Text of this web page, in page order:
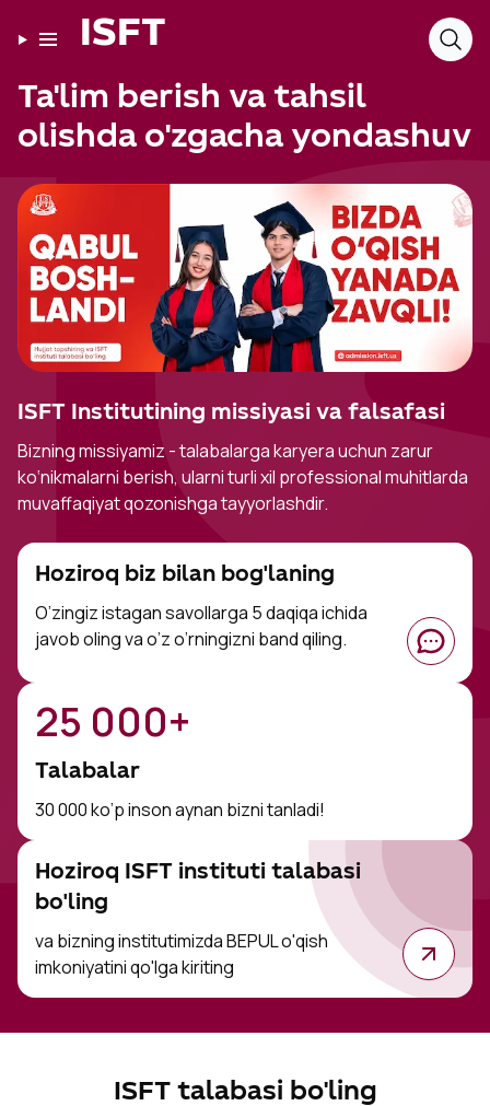
ISFT
Ta'lim berish va tahsil
olishda o'zgacha yondashuv
ISFT Institutining missiyasi va falsafasi
Bizning missiyamiz - talabalarga karyera uchun zarur
ko‘nikmalarni berish, ularni turli xil professional muhitlarda
muvaffaqiyat qozonishga tayyorlashdir.
Hoziroq biz bilan bog'laning
O’zingiz istagan savollarga 5 daqiqa ichida
javob oling va o’z o’rningizni band qiling.
25 000+
Talabalar
30 000 ko’p inson aynan bizni tanladi!
Hoziroq ISFT instituti talabasi
bo'ling
va bizning institutimizda BEPUL o'qish
imkoniyatini qo'lga kiriting
ISFT talabasi bo'ling